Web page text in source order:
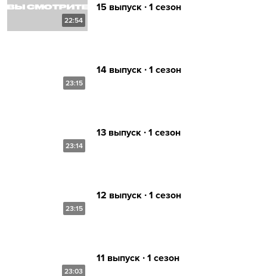
22:54
15 выпуск ∙ 1 сезон
23:15
14 выпуск ∙ 1 сезон
23:14
13 выпуск ∙ 1 сезон
23:15
12 выпуск ∙ 1 сезон
23:03
11 выпуск ∙ 1 сезон